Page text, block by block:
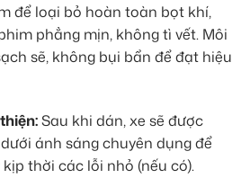
để loại bỏ hoàn toàn bọt khí,
phẳng mịn, không tì vết. Môi
sẽ, không bụi bẩn để đạt hiệu
Sau khi dán, xe sẽ được
ánh sáng chuyên dụng để
thời các lỗi nhỏ (nếu có).